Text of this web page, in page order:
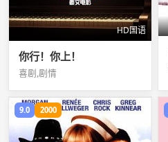
HD国语
你行！你上！
喜剧,剧情
9.0 2000